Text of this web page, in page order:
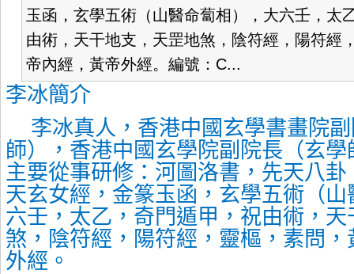
玉函，玄學五術（山醫命蔔相），大六壬，太
由術，天干地支，天罡地煞，陰符經，陽符經
帝內經，黃帝外經。編號：C...
李冰簡介
李冰真人，香港中國玄學書畫院
師），香港中國玄學院副院長（玄
主要從事研修：河圖洛書，先天八
天玄女經，金篆玉函，玄學五術（
六壬，太乙，奇門遁甲，祝由術，
煞，陰符經，陽符經，靈樞，素問
外經。